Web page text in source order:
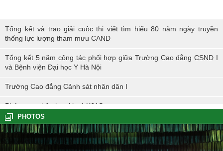
lực lượng tham mưu CAND
Tổng kết và trao giải cuộc thi viết tìm hiểu 80 năm ngày truyền
thống lực lượng tham mưu CAND
Tổng kết 5 năm công tác phối hợp giữa Trường Cao đẳng CSND I
và Bệnh viện Đại học Y Hà Nội
Trường Cao đẳng Cảnh sát nhân dân I
Phóng sự nhập học khoá K61S
Tổng kết hoạt động thực tế đợt I - K60S
Các sự kiện tiêu biểu của Tuổi trẻ Nhà trường năm học 2023-2024
PHOTOS